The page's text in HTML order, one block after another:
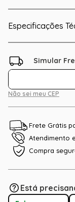
Especificações
Não sei meu CEP
Frete Grátis
Atendimento
Compra
Está